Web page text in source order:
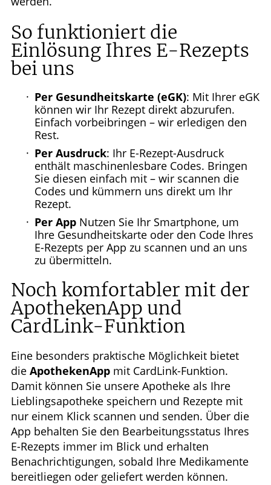
So funktioniert die
Einlösung Ihres E-Rezepts
bei uns
Per Gesundheitskarte (eGK): Mit Ihrer eGK
können wir Ihr Rezept direkt abzurufen.
Einfach vorbeibringen – wir erledigen den
Rest.
Per Ausdruck: Ihr E-Rezept-Ausdruck
enthält maschinenlesbare Codes. Bringen
Sie diesen einfach mit – wir scannen die
Codes und kümmern uns direkt um Ihr
Rezept.
Per AppNutzen Sie Ihr Smartphone, um
Ihre Gesundheitskarte oder den Code Ihres
E-Rezepts per App zu scannen und an uns
zu übermitteln.
Noch komfortabler mit der
ApothekenApp und
CardLink-Funktion
Eine besonders praktische Möglichkeit bietet
die ApothekenApp mit CardLink-Funktion.
Damit können Sie unsere Apotheke als Ihre
Lieblingsapotheke speichern und Rezepte mit
nur einem Klick scannen und senden. Über die
App behalten Sie den Bearbeitungsstatus Ihres
E-Rezepts immer im Blick und erhalten
Benachrichtigungen, sobald Ihre Medikamente
bereitliegen oder geliefert werden können.